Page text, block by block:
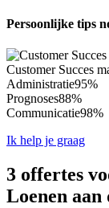
Persoonlijke tips
Customer Succes
Administratie95%
Prognoses88%
Communicatie98%
Ik help je graag
3 offertes
Loenen aan